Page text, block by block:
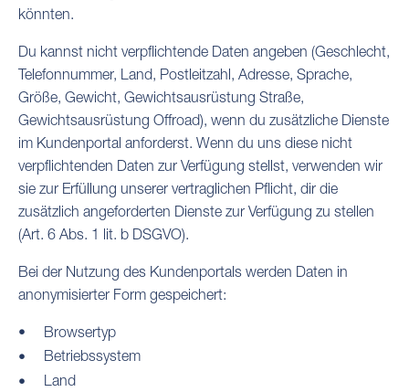
könnten.
Du kannst nicht verpflichtende Daten angeben (Geschlecht,
Telefonnummer, Land, Postleitzahl, Adresse, Sprache,
Größe, Gewicht, Gewichtsausrüstung Straße,
Gewichtsausrüstung Offroad), wenn du zusätzliche Dienste
im Kundenportal anforderst. Wenn du uns diese nicht
verpflichtenden Daten zur Verfügung stellst, verwenden wir
sie zur Erfüllung unserer vertraglichen Pflicht, dir die
zusätzlich angeforderten Dienste zur Verfügung zu stellen
(Art. 6 Abs. 1 lit. b DSGVO).
Bei der Nutzung des Kundenportals werden Daten in
anonymisierter Form gespeichert:
Browsertyp
Betriebssystem
Land